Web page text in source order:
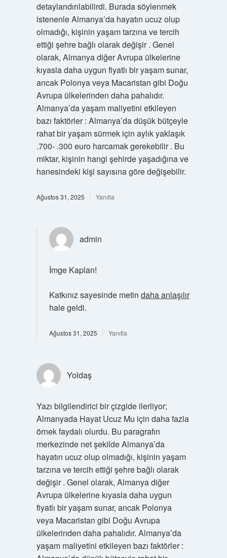
detaylandırılabilirdi. Burada söylenmek
istenenle Almanya’da hayatın ucuz olup
olmadığı, kişinin yaşam tarzına ve tercih
ettiği şehre bağlı olarak değişir . Genel
olarak, Almanya diğer Avrupa ülkelerine
kıyasla daha uygun fiyatlı bir yaşam sunar,
ancak Polonya veya Macaristan gibi Doğu
Avrupa ülkelerinden daha pahalıdır.
Almanya’da yaşam maliyetini etkileyen
bazı faktörler : Almanya’da düşük bütçeyle
rahat bir yaşam sürmek için aylık yaklaşık
.700- .300 euro harcamak gerekebilir . Bu
miktar, kişinin hangi şehirde yaşadığına ve
hanesindeki kişi sayısına göre değişebilir.
Ağustos 31, 2025 Yanıtla
admin
İmge Kaplan!
Katkınız sayesinde metin daha anlaşılır
hale geldi.
Ağustos 31, 2025 Yanıtla
Yoldaş
Yazı bilgilendirici bir çizgide ilerliyor;
Almanyada Hayat Ucuz Mu için daha fazla
örnek faydalı olurdu. Bu paragrafın
merkezinde net şekilde Almanya’da
hayatın ucuz olup olmadığı, kişinin yaşam
tarzına ve tercih ettiği şehre bağlı olarak
değişir . Genel olarak, Almanya diğer
Avrupa ülkelerine kıyasla daha uygun
fiyatlı bir yaşam sunar, ancak Polonya
veya Macaristan gibi Doğu Avrupa
ülkelerinden daha pahalıdır. Almanya’da
yaşam maliyetini etkileyen bazı faktörler :